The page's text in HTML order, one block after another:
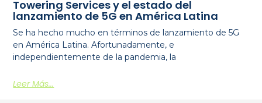
Towering Services y el estado del
lanzamiento de 5G en América Latina
Se ha hecho mucho en términos de lanzamiento de 5G
en América Latina. Afortunadamente, e
independientemente de la pandemia, la
Leer Más...